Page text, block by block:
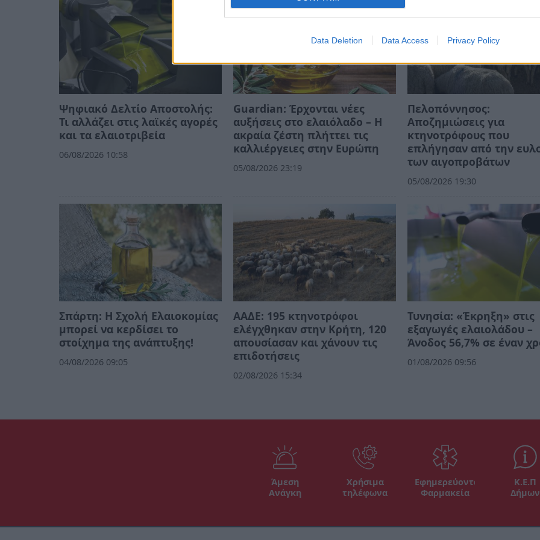
Data Deletion Data Access Privacy Policy
Ψηφιακό Δελτίο Αποστολής:
Τι αλλάζει στις λαϊκές αγορές
και τα ελαιοτριβεία
06/08/2026 10:58
Guardian: Έρχονται νέες
αυξήσεις στο ελαιόλαδο – Η
ακραία ζέστη πλήττει τις
καλλιέργειες στην Ευρώπη
05/08/2026 23:19
Πελοπόννησος:
Αποζημιώσεις για
κτηνοτρόφους που
επλήγησαν από την
των αιγοπροβάτων
05/08/2026 19:30
Σπάρτη: Η Σχολή Ελαιοκομίας
μπορεί να κερδίσει το
στοίχημα της ανάπτυξης!
04/08/2026 09:05
ΑΑΔΕ: 195 κτηνοτρόφοι
ελέγχθηκαν στην Κρήτη, 120
απουσίασαν και χάνουν τις
επιδοτήσεις
02/08/2026 15:34
Τυνησία: «Έκρηξη» στις
εξαγωγές ελαιολάδου –
Άνοδος 56,7% σε έναν
01/08/2026 09:56
Άμεση
Ανάγκη
Χρήσιμα
τηλέφωνα
Εφημερεύοντα
Φαρμακεία
Κ.Ε.Π
Δήμων